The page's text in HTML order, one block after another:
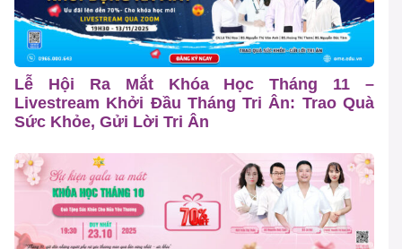
Lễ Hội Ra Mắt Khóa Học Tháng 11 –
Livestream Khởi Đầu Tháng Tri Ân: Trao Quà
Sức Khỏe, Gửi Lời Tri Ân